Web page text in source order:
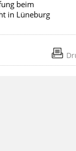
beim
in Lüneburg